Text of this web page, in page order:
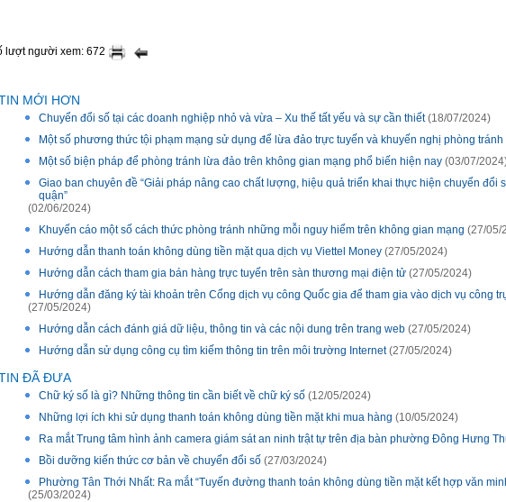
lượt người xem: 672
MỚI HƠN
Chuyển đổi số tại các doanh nghiệp nhỏ và vừa – Xu thế tất yếu và sự cần thiết(18/07/2024)
Một số phương thức tội phạm mạng sử dụng để lừa đảo trực tuyến và khuyến nghị phòng tránh
Một số biện pháp để phòng tránh lừa đảo trên không gian mạng phổ biến hiện nay (03/07/
Giao ban chuyên đề “Giải pháp nâng cao chất lượng, hiệu quả triển khai thực hiện chuyển đổi
quận”
(02/06/2024)
Khuyến cáo một số cách thức phòng tránh những mỗi nguy hiểm trên không gian mạng (27/05/
Hướng dẫn thanh toán không dùng tiền mặt qua dịch vụ Viettel Money (27/05/2024)
Hướng dẫn cách tham gia bán hàng trực tuyến trên sàn thương mại điện tử (27/05/2024)
Hướng dẫn đăng ký tài khoản trên Cổng dịch vụ công Quốc gia để tham gia vào dịch vụ công
(27/05/2024)
Hướng dẫn cách đánh giá dữ liệu, thông tin và các nội dung trên trang web (27/05/2024)
Hướng dẫn sử dụng công cụ tìm kiếm thông tin trên môi trường Internet(27/05/2024)
ĐÃ ĐƯA
Chữ ký số là gì? Những thông tin cần biết về chữ ký số (12/05/2024)
Những lợi ích khi sử dụng thanh toán không dùng tiền mặt khi mua hàng (10/05/2024)
Ra mắt Trung tâm hình ảnh camera giám sát an ninh trật tự trên địa bàn phường Đông Hưng
Bồi dưỡng kiến thức cơ bản về chuyển đổi số (27/03/2024)
Phường Tân Thới Nhất: Ra mắt “Tuyến đường thanh toán không dùng tiền mặt kết hợp văn
(25/03/2024)